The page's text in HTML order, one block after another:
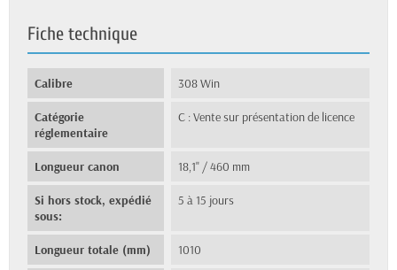
Fiche technique
Calibre 308 Win
Catégorie
réglementaire
C : Vente sur présentation de licence
Longueur canon 18,1" / 460 mm
Si hors stock, expédié
sous:
5 à 15 jours
Longueur totale (mm) 1010